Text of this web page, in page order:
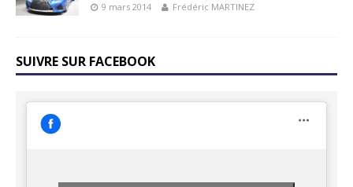
9 mars 2014 Frédéric MARTINEZ
SUIVRE SUR FACEBOOK